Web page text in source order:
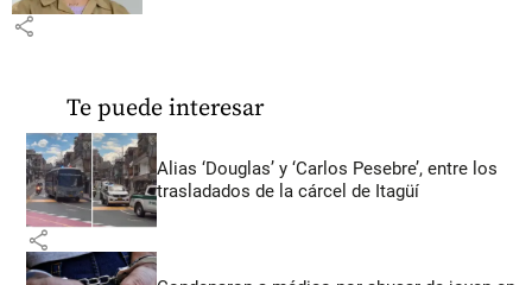
share
Te puede interesar
Alias ‘Douglas’ y ‘Carlos Pesebre’, entre los
trasladados de la cárcel de Itagüí
share